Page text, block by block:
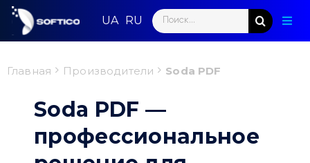
Skip
content
Search
for:
Главная Производители Soda PDF
Soda PDF —
профессиональное